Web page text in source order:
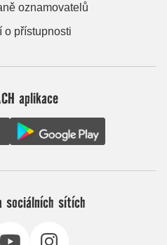
oznamovatelů
o přístupnosti
aplikace
sociálních sítích